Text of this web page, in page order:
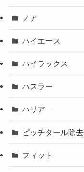
ノア
ハイエース
ハイラックス
ハスラー
ハリアー
ピッチタール除去
フィット